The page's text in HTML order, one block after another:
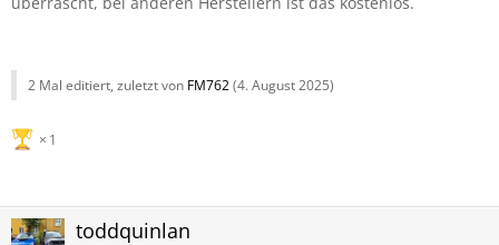
2 Mal editiert, zuletzt von FM762(4. August 2025)
1
toddquinlan